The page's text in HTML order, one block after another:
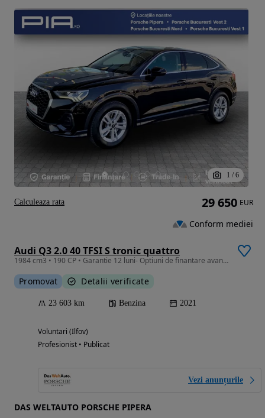
1 / 6
Audi Q3 2.0 40 TFSI S tronic quattro
1984 cm3 • 190 CP • Garantie 12 luni- Optiuni de finantare avantajoase
Promovat Detalii verificate
23 603 km Benzina 2021
Voluntari (Ilfov)
Profesionist • Publicat
Vezi anunțurile
DAS WELTAUTO PORSCHE PIPERA
29 650 EUR
Conform mediei
Calculeaza rata